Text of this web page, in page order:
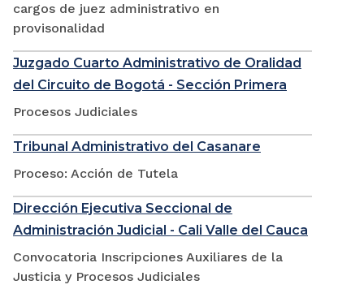
cargos de juez administrativo en
provisonalidad
Juzgado Cuarto Administrativo de Oralidad
del Circuito de Bogotá - Sección Primera
Procesos Judiciales
Tribunal Administrativo del Casanare
Proceso: Acción de Tutela
Dirección Ejecutiva Seccional de
Administración Judicial - Cali Valle del Cauca
Convocatoria Inscripciones Auxiliares de la
Justicia y Procesos Judiciales